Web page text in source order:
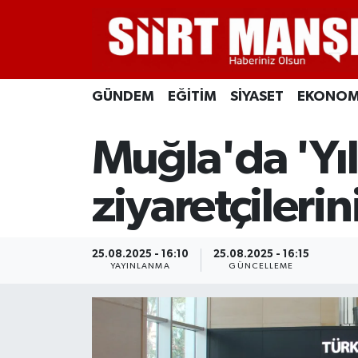
GÜNDEM EĞİTİM SİYASET
Muğla'da
25.08.2025 - 16:10
YAYINLANMA
25.08.2025 - 16:15
GÜNCELLEME
SİYASET
KÜLTÜR-SANAT
Siirt Nöbetçi Eczaneler
Siirt Hava Durumu
Siirt Namaz Vakitleri
Siirt Trafik Yoğunluk Haritası
Süper Lig Puan Durumu ve Fikstür
Tüm Manşetler
Son Dakika Haberleri